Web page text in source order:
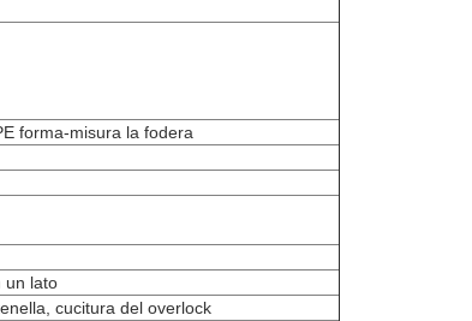
forma-misura la fodera
un lato
cucitura del overlock